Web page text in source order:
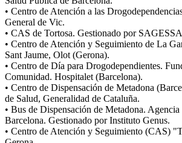
• Centro de Atención a las
General de Vic.
• CAS de Tortosa. Gestionado por
• Centro de Atención y Seguimiento de La
Sant Jaume, Olot (Gerona).
• Centro de Día para Drogodependientes.
Comunidad. Hospitalet (Barcelona).
• Centro de Dispensación de Metadona
de Salud, Generalidad de Cataluña.
• Bus de Dispensación de Metadona.
Barcelona. Gestionado por Instituto Genus.
• Centro de Atención y Seguimiento (CAS)